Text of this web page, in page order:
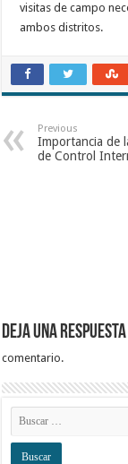
visitas de campo
ambos distritos.
Previous
Importancia de
de Control
Deja una respuesta
comentario.